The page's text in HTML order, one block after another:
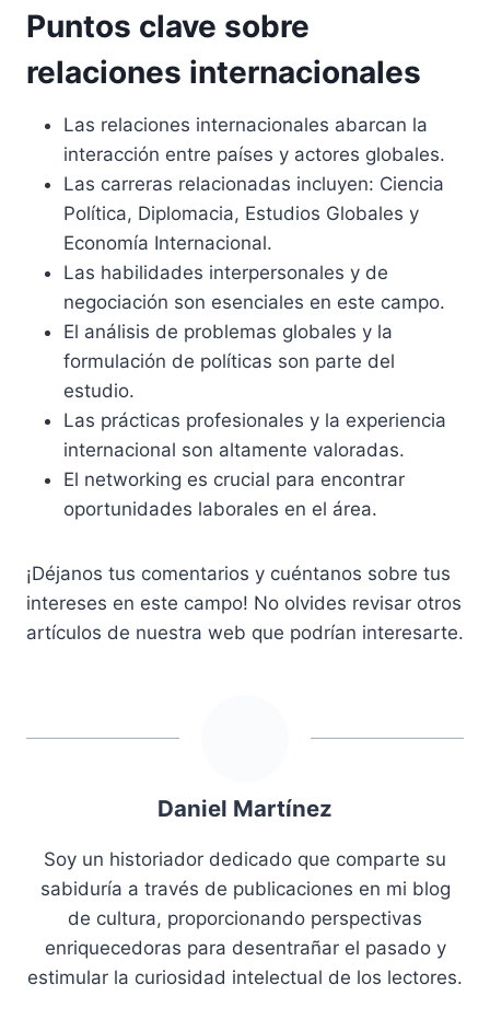
Puntos clave sobre
relaciones internacionales
Las relaciones internacionales abarcan la
interacción entre países y actores globales.
Las carreras relacionadas incluyen: Ciencia
Política, Diplomacia, Estudios Globales y
Economía Internacional.
Las habilidades interpersonales y de
negociación son esenciales en este campo.
El análisis de problemas globales y la
formulación de políticas son parte del
estudio.
Las prácticas profesionales y la experiencia
internacional son altamente valoradas.
El networking es crucial para encontrar
oportunidades laborales en el área.
¡Déjanos tus comentarios y cuéntanos sobre tus
intereses en este campo! No olvides revisar otros
artículos de nuestra web que podrían interesarte.
Daniel Martínez
Soy un historiador dedicado que comparte su
sabiduría a través de publicaciones en mi blog
de cultura, proporcionando perspectivas
enriquecedoras para desentrañar el pasado y
estimular la curiosidad intelectual de los lectores.